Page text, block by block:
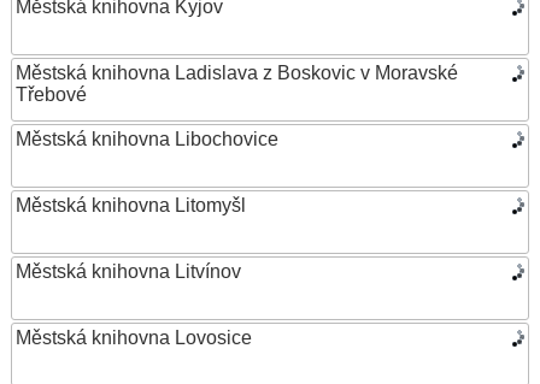
Městská knihovna Kyjov
Městská knihovna Ladislava z Boskovic v Moravské
Třebové
Městská knihovna Libochovice
Městská knihovna Litomyšl
Městská knihovna Litvínov
Městská knihovna Lovosice